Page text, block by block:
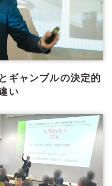
ギャンブルの決定的
い